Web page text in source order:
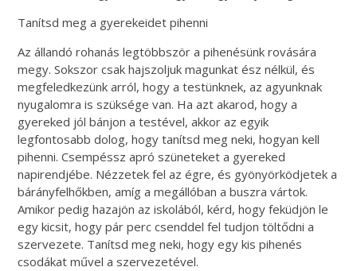
Tanítsd meg a gyerekeidet pihenni
Az állandó rohanás legtöbbször a pihenésünk rovására
megy. Sokszor csak hajszoljuk magunkat ész nélkül, és
megfeledkezünk arról, hogy a testünknek, az agyunknak
nyugalomra is szüksége van. Ha azt akarod, hogy a
gyereked jól bánjon a testével, akkor az egyik
legfontosabb dolog, hogy tanítsd meg neki, hogyan kell
pihenni. Csempéssz apró szüneteket a gyereked
napirendjébe. Nézzetek fel az égre, és gyönyörködjetek a
bárányfelhőkben, amíg a megállóban a buszra vártok.
Amikor pedig hazajön az iskolából, kérd, hogy feküdjön le
egy kicsit, hogy pár perc csenddel fel tudjon töltődni a
szervezete. Tanítsd meg neki, hogy egy kis pihenés
csodákat művel a szervezetével.